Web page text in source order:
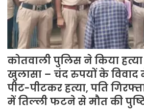
कोतवाली पुलिस ने किया
खुलासा – चंद रुपयों के विवाद
पीट-पीटकर हत्या, पति
में तिल्ली फटने से मौत की